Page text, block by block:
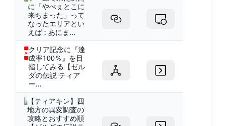
に「やべぇとこに
来ちまった」って
なったエリアとい
えば : あにま...
クリア記念に『達
成率100％』を目
指してみる【ゼル
ダの伝説 ティア
ー...
【ティアキン】四
地方の異変調査の
攻略とおすすめ順